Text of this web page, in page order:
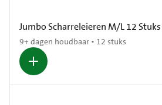
Jumbo Scharreleieren M/L 12 Stuks
9+ dagen houdbaar • 12 stuks